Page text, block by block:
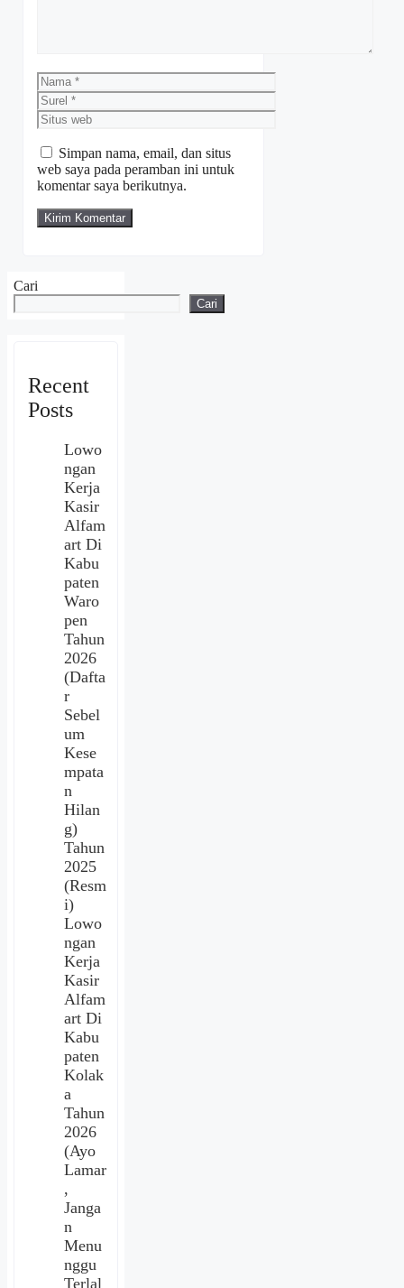
Nama
Surel
Situs
web
Simpan nama, email, dan situs
web saya pada peramban ini untuk
komentar saya berikutnya.
Cari
Cari
Recent
Posts
Lowo
ngan
Kerja
Kasir
Alfam
art Di
Kabu
paten
Waro
pen
Tahun
2026
(Dafta
r
Sebel
um
Kese
mpata
n
Hilan
g)
Tahun
2025
(Resm
i)
Lowo
ngan
Kerja
Kasir
Alfam
art Di
Kabu
paten
Kolak
a
Tahun
2026
(Ayo
Lamar
,
Janga
n
Menu
nggu
Terlal